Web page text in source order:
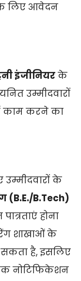
के लिए आवेदन
इंजीनियरके
उम्मीदवारों
काम करने का
के
(B.E./B.Tech)
होना
शाखाओं के
सकता है, इसलिए
नोटिफिकेशन